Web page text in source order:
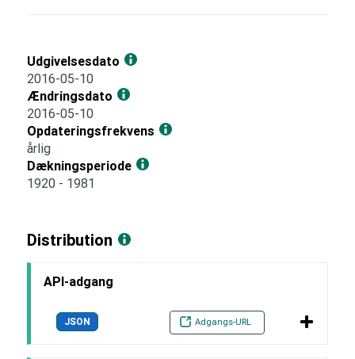
Udgivelsesdato
2016-05-10
Ændringsdato
2016-05-10
Opdateringsfrekvens
årlig
Dækningsperiode
1920 - 1981
Distribution
API-adgang
JSON Adgangs-URL